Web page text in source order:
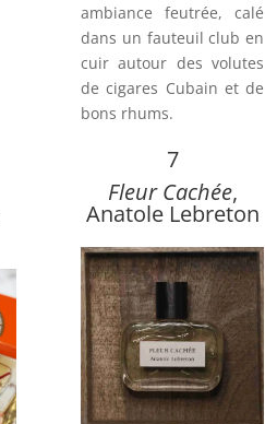
ambiance feutrée, calé
dans un fauteuil club en
cuir autour des volutes
de cigares Cubain et de
bons rhums.
7
Fleur Cachée,
Anatole Lebreton